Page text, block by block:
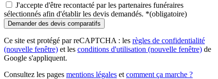
J'accepte d'être recontacté par les partenaires funéraires
sélectionnés afin d'établir les devis demandés. *(obligatoire)
Ce site est protégé par reCAPTCHA : les règles de confidentialité
(nouvelle fenêtre) et les conditions d'utilisation (nouvelle fenêtre) de
Google s'appliquent.
Consultez les pages mentions légales et comment ça marche ?